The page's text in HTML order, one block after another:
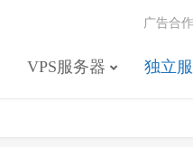
VPS服务器 独立
广告合作